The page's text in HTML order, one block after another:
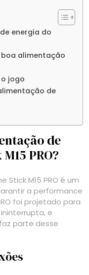
energia do
alimentação
jogo
de
de
PRO?
M15 PRO é um
a performance
foi projetado para
e
parte desse